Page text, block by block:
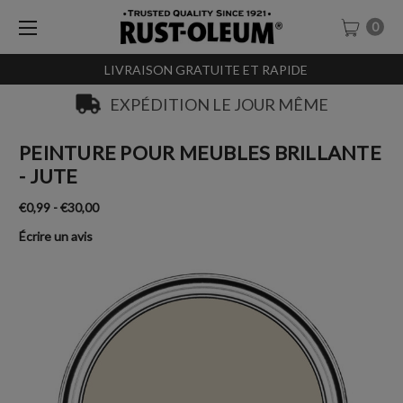
LIVRAISON GRATUITE ET RAPIDE
0
EXPÉDITION LE JOUR MÊME
PEINTURE POUR MEUBLES BRILLANTE
- JUTE
€0,99 - €30,00
Écrire un avis